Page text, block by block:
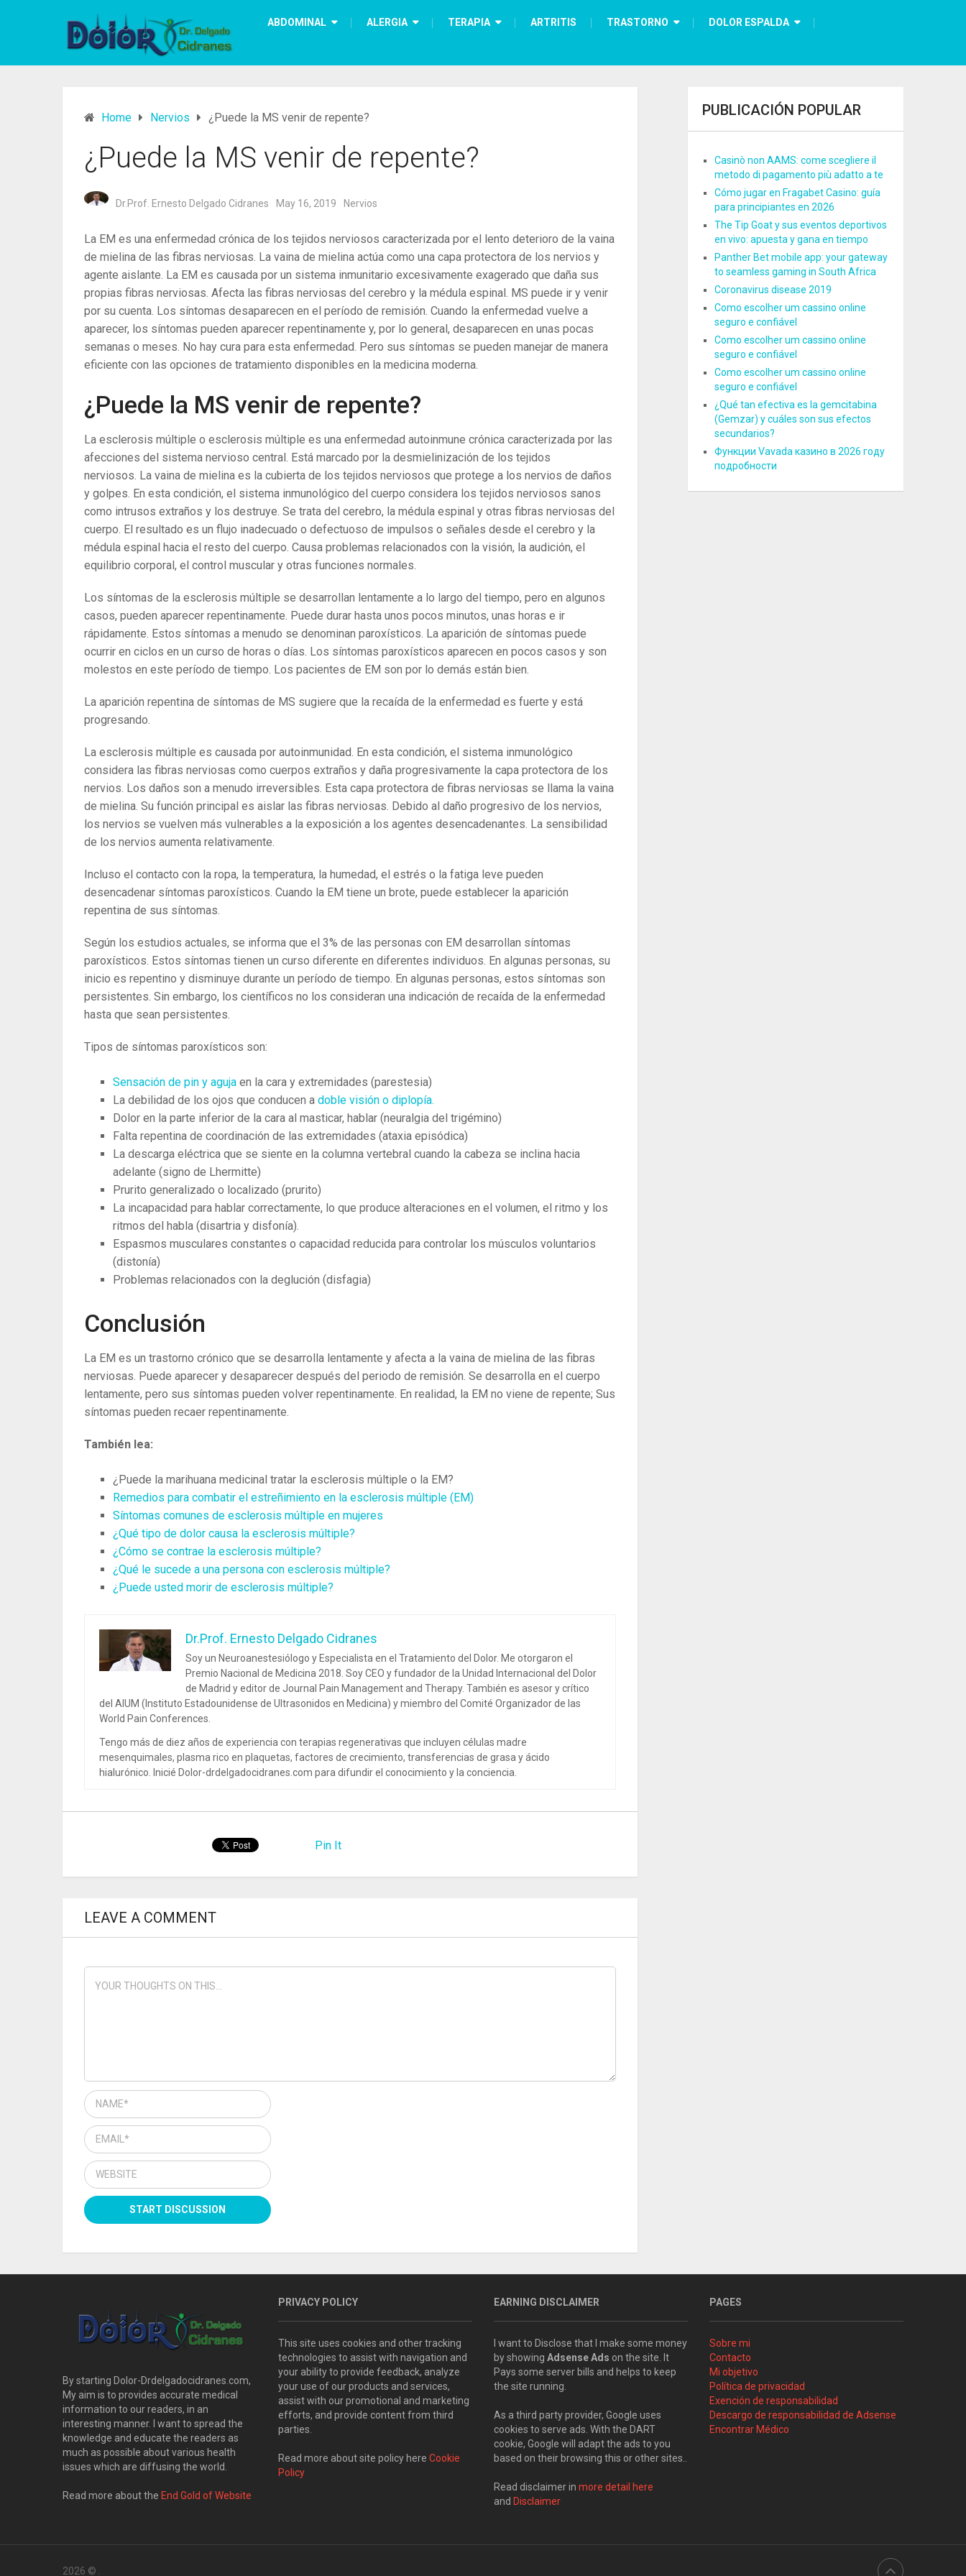
ABDOMINAL ALERGIA TERAPIA ARTRITIS TRASTORNO DOLOR ESPALDA
Home Nervios ¿Puede la MS venir de repente?
¿Puede la MS venir de repente?
Dr.Prof. Ernesto Delgado Cidranes May 16, 2019 Nervios
La EM es una enfermedad crónica de los tejidos nerviosos caracterizada por el lento deterioro de la vaina
de mielina de las fibras nerviosas. La vaina de mielina actúa como una capa protectora de los nervios y
agente aislante. La EM es causada por un sistema inmunitario excesivamente exagerado que daña sus
propias fibras nerviosas. Afecta las fibras nerviosas del cerebro y la médula espinal. MS puede ir y venir
por su cuenta. Los síntomas desaparecen en el período de remisión. Cuando la enfermedad vuelve a
aparecer, los síntomas pueden aparecer repentinamente y, por lo general, desaparecen en unas pocas
semanas o meses. No hay cura para esta enfermedad. Pero sus síntomas se pueden manejar de manera
eficiente con las opciones de tratamiento disponibles en la medicina moderna.
¿Puede la MS venir de repente?
La esclerosis múltiple o esclerosis múltiple es una enfermedad autoinmune crónica caracterizada por las
afecciones del sistema nervioso central. Está marcado por la desmielinización de los tejidos
nerviosos. La vaina de mielina es la cubierta de los tejidos nerviosos que protege a los nervios de daños
y golpes. En esta condición, el sistema inmunológico del cuerpo considera los tejidos nerviosos sanos
como intrusos extraños y los destruye. Se trata del cerebro, la médula espinal y otras fibras nerviosas del
cuerpo. El resultado es un flujo inadecuado o defectuoso de impulsos o señales desde el cerebro y la
médula espinal hacia el resto del cuerpo. Causa problemas relacionados con la visión, la audición, el
equilibrio corporal, el control muscular y otras funciones normales.
Los síntomas de la esclerosis múltiple se desarrollan lentamente a lo largo del tiempo, pero en algunos
casos, pueden aparecer repentinamente. Puede durar hasta unos pocos minutos, unas horas e ir
rápidamente. Estos síntomas a menudo se denominan paroxísticos. La aparición de síntomas puede
ocurrir en ciclos en un curso de horas o días. Los síntomas paroxísticos aparecen en pocos casos y son
molestos en este período de tiempo. Los pacientes de EM son por lo demás están bien.
La aparición repentina de síntomas de MS sugiere que la recaída de la enfermedad es fuerte y está
progresando.
La esclerosis múltiple es causada por autoinmunidad. En esta condición, el sistema inmunológico
considera las fibras nerviosas como cuerpos extraños y daña progresivamente la capa protectora de los
nervios. Los daños son a menudo irreversibles. Esta capa protectora de fibras nerviosas se llama la vaina
de mielina. Su función principal es aislar las fibras nerviosas. Debido al daño progresivo de los nervios,
los nervios se vuelven más vulnerables a la exposición a los agentes desencadenantes. La sensibilidad
de los nervios aumenta relativamente.
Incluso el contacto con la ropa, la temperatura, la humedad, el estrés o la fatiga leve pueden
desencadenar síntomas paroxísticos. Cuando la EM tiene un brote, puede establecer la aparición
repentina de sus síntomas.
Según los estudios actuales, se informa que el 3% de las personas con EM desarrollan síntomas
paroxísticos. Estos síntomas tienen un curso diferente en diferentes individuos. En algunas personas, su
inicio es repentino y disminuye durante un período de tiempo. En algunas personas, estos síntomas son
persistentes. Sin embargo, los científicos no los consideran una indicación de recaída de la enfermedad
hasta que sean persistentes.
Tipos de síntomas paroxísticos son:
Sensación de pin y aguja en la cara y extremidades (parestesia)
La debilidad de los ojos que conducen a doble visión o diplopía.
Dolor en la parte inferior de la cara al masticar, hablar (neuralgia del trigémino)
Falta repentina de coordinación de las extremidades (ataxia episódica)
La descarga eléctrica que se siente en la columna vertebral cuando la cabeza se inclina hacia
adelante (signo de Lhermitte)
Prurito generalizado o localizado (prurito)
La incapacidad para hablar correctamente, lo que produce alteraciones en el volumen, el ritmo y los
ritmos del habla (disartria y disfonía).
Espasmos musculares constantes o capacidad reducida para controlar los músculos voluntarios
(distonía)
Problemas relacionados con la deglución (disfagia)
Conclusión
La EM es un trastorno crónico que se desarrolla lentamente y afecta a la vaina de mielina de las fibras
nerviosas. Puede aparecer y desaparecer después del periodo de remisión. Se desarrolla en el cuerpo
lentamente, pero sus síntomas pueden volver repentinamente. En realidad, la EM no viene de repente; Sus
síntomas pueden recaer repentinamente.
También lea:
¿Puede la marihuana medicinal tratar la esclerosis múltiple o la EM?
Remedios para combatir el estreñimiento en la esclerosis múltiple (EM)
Síntomas comunes de esclerosis múltiple en mujeres
¿Qué tipo de dolor causa la esclerosis múltiple?
¿Cómo se contrae la esclerosis múltiple?
¿Qué le sucede a una persona con esclerosis múltiple?
¿Puede usted morir de esclerosis múltiple?
Dr.Prof. Ernesto Delgado Cidranes
Soy un Neuroanestesiólogo y Especialista en el Tratamiento del Dolor. Me otorgaron el
Premio Nacional de Medicina 2018. Soy CEO y fundador de la Unidad Internacional del Dolor
de Madrid y editor de Journal Pain Management and Therapy. También es asesor y crítico
del AIUM (Instituto Estadounidense de Ultrasonidos en Medicina) y miembro del Comité Organizador de las
World Pain Conferences.
Tengo más de diez años de experiencia con terapias regenerativas que incluyen células madre
mesenquimales, plasma rico en plaquetas, factores de crecimiento, transferencias de grasa y ácido
hialurónico. Inicié Dolor-drdelgadocidranes.com para difundir el conocimiento y la conciencia.
Pin It
LEAVE A COMMENT
PUBLICACIÓN POPULAR
Casinò non AAMS: come scegliere il
metodo di pagamento più adatto a te
Cómo jugar en Fragabet Casino: guía
para principiantes en 2026
The Tip Goat y sus eventos deportivos
en vivo: apuesta y gana en tiempo
Panther Bet mobile app: your gateway
to seamless gaming in South Africa
Coronavirus disease 2019
Como escolher um cassino online
seguro e confiável
Como escolher um cassino online
seguro e confiável
Como escolher um cassino online
seguro e confiável
¿Qué tan efectiva es la gemcitabina
(Gemzar) y cuáles son sus efectos
secundarios?
Функции Vavada казино в 2026 году
подробности
By starting Dolor-Drdelgadocidranes.com,
My aim is to provides accurate medical
information to our readers, in an
interesting manner. I want to spread the
knowledge and educate the readers as
much as possible about various health
issues which are diffusing the world.
Read more about the End Gold of Website
PRIVACY POLICY
This site uses cookies and other tracking
technologies to assist with navigation and
your ability to provide feedback, analyze
your use of our products and services,
assist with our promotional and marketing
efforts, and provide content from third
parties.
Read more about site policy here Cookie
Policy
EARNING DISCLAIMER
I want to Disclose that I make some money
by showing Adsense Ads on the site. It
Pays some server bills and helps to keep
the site running.
As a third party provider, Google uses
cookies to serve ads. With the DART
cookie, Google will adapt the ads to you
based on their browsing this or other sites..
Read disclaimer in more detail here
and Disclaimer
PAGES
Sobre mi
Contacto
Mi objetivo
Política de privacidad
Exención de responsabilidad
Descargo de responsabilidad de Adsense
Encontrar Médico
2026 © .